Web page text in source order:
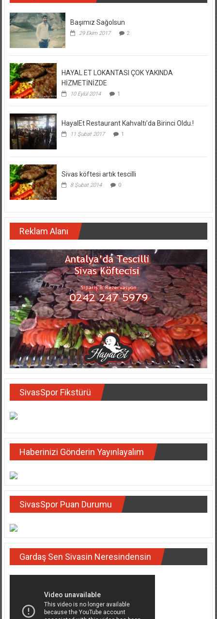
Başımız Sağolsun
29 Ekim 2017 2
HAYAL ET LOKANTASI ÇOK YAKINDA
HİZMETİNİZDE
10 Eylül 2014 1
HayalEt Restaurant Kahvaltı’da Birinci Oldu.!
11 Şubat 2017 1
Sivas köftesi artık tescilli
8 Şubat 2014 0
Reklam Alanı
SivasSpor Fikstürü
Haberinizi Gönderin Yayınlayalım
SivasSpor Puan Durumu
Gardaş Sen Sivasin Neresindensin